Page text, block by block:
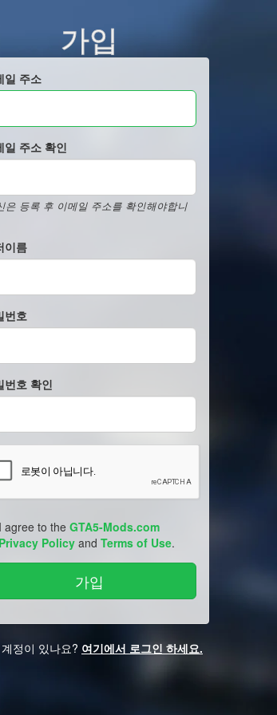
가입
일 주소
일 주소 확인
은 등록 후 이메일 주소를 확인해야합니
이름
번호
번호 확인
I agree to the GTA5-Mods.com
Privacy Policy and Terms of Use.
정이 있나요? 여기에서 로그인 하세요.